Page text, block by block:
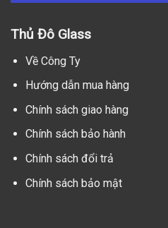
Thủ Đô Glass
Về Công Ty
Hướng dẫn mua hàng
Chính sách giao hàng
Chính sách bảo hành
Chính sách đổi trả
Chính sách bảo mật